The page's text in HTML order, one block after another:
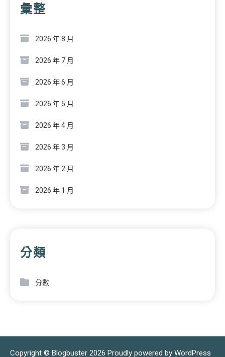
彙整
2026 年 8 月
2026 年 7 月
2026 年 6 月
2026 年 5 月
2026 年 4 月
2026 年 3 月
2026 年 2 月
2026 年 1 月
分類
分數
Copyright © Blogbuster 2026 Proudly powered by WordPress